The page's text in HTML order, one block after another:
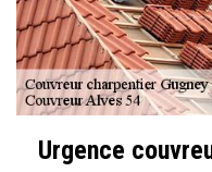
Urgence